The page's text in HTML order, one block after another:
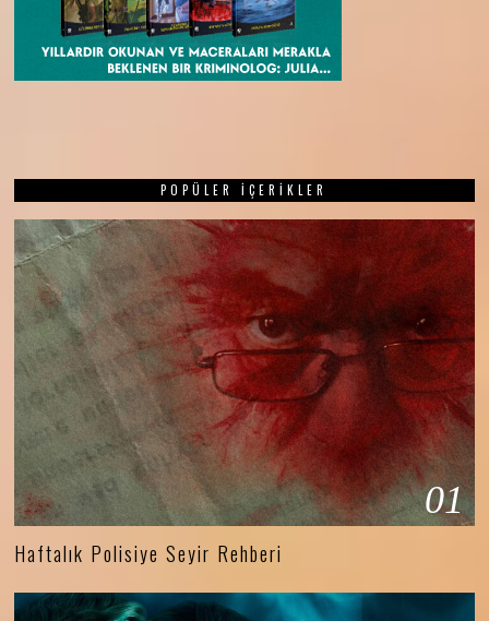
POPÜLER İÇERIKLER
01
Haftalık Polisiye Seyir Rehberi